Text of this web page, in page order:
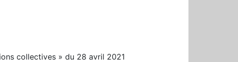
collectives » du 28 avril 2021